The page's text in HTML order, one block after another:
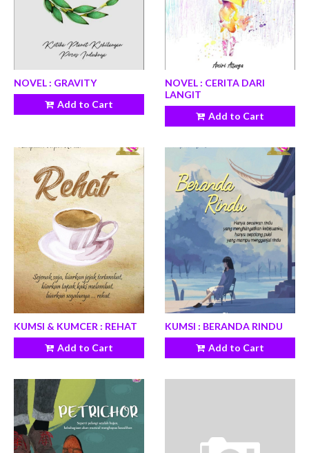
NOVEL : GRAVITY
Add to Cart
NOVEL : CERITA DARI
LANGIT
Add to Cart
KUMSI & KUMCER : REHAT
Add to Cart
KUMSI : BERANDA RINDU
Add to Cart